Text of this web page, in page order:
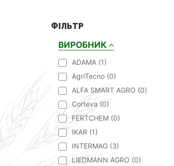
ФІЛЬТР
ВИРОБНИК
ADAMA (1)
AgriTecno (0)
ALFA SMART AGRO (0)
Corteva (0)
FERTCHEM (0)
IKAR (1)
INTERMAG (3)
LIEDMANN AGRO (0)